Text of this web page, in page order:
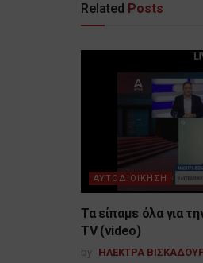
Related Posts
ΑΥΤΟΔΙΟΙΚΗΣΗ
Τα είπαμε όλα για
TV (video)
by ΗΛΕΚΤΡΑ